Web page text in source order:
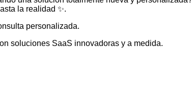
la realidad ✨.
personalizada.
soluciones SaaS innovadoras y a medida.